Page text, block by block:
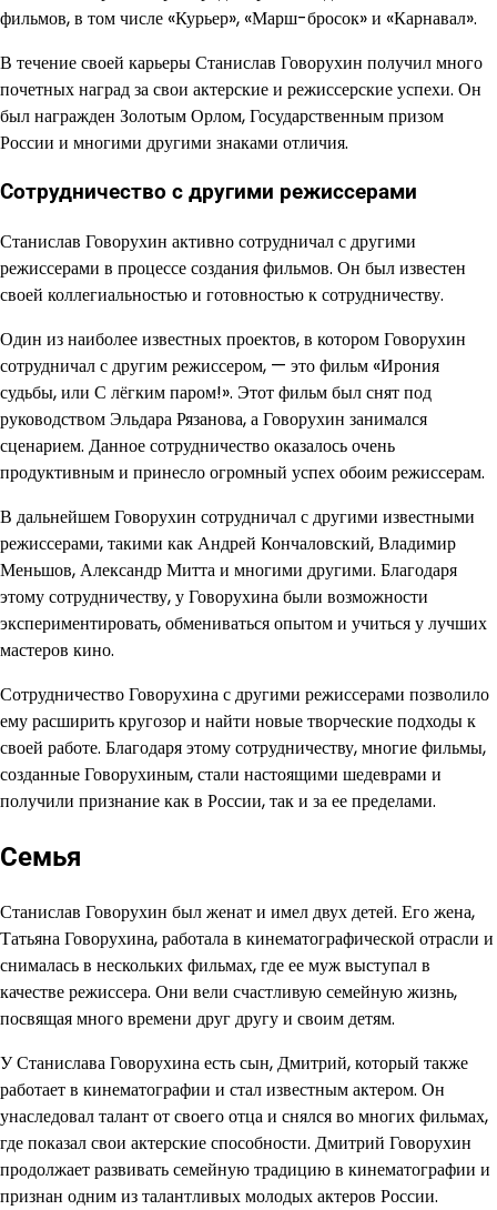
фильмов, в том числе «Курьер», «Марш-бросок» и «Карнавал».
В течение своей карьеры Станислав Говорухин получил много
почетных наград за свои актерские и режиссерские успехи. Он
был награжден Золотым Орлом, Государственным призом
России и многими другими знаками отличия.
Сотрудничество с другими режиссерами
Станислав Говорухин активно сотрудничал с другими
режиссерами в процессе создания фильмов. Он был известен
своей коллегиальностью и готовностью к сотрудничеству.
Один из наиболее известных проектов, в котором Говорухин
сотрудничал с другим режиссером, — это фильм «Ирония
судьбы, или С лёгким паром!». Этот фильм был снят под
руководством Эльдара Рязанова, а Говорухин занимался
сценарием. Данное сотрудничество оказалось очень
продуктивным и принесло огромный успех обоим режиссерам.
В дальнейшем Говорухин сотрудничал с другими известными
режиссерами, такими как Андрей Кончаловский, Владимир
Меньшов, Александр Митта и многими другими. Благодаря
этому сотрудничеству, у Говорухина были возможности
экспериментировать, обмениваться опытом и учиться у лучших
мастеров кино.
Сотрудничество Говорухина с другими режиссерами позволило
ему расширить кругозор и найти новые творческие подходы к
своей работе. Благодаря этому сотрудничеству, многие фильмы,
созданные Говорухиным, стали настоящими шедеврами и
получили признание как в России, так и за ее пределами.
Семья
Станислав Говорухин был женат и имел двух детей. Его жена,
Татьяна Говорухина, работала в кинематографической отрасли и
снималась в нескольких фильмах, где ее муж выступал в
качестве режиссера. Они вели счастливую семейную жизнь,
посвящая много времени друг другу и своим детям.
У Станислава Говорухина есть сын, Дмитрий, который также
работает в кинематографии и стал известным актером. Он
унаследовал талант от своего отца и снялся во многих фильмах,
где показал свои актерские способности. Дмитрий Говорухин
продолжает развивать семейную традицию в кинематографии и
признан одним из талантливых молодых актеров России.